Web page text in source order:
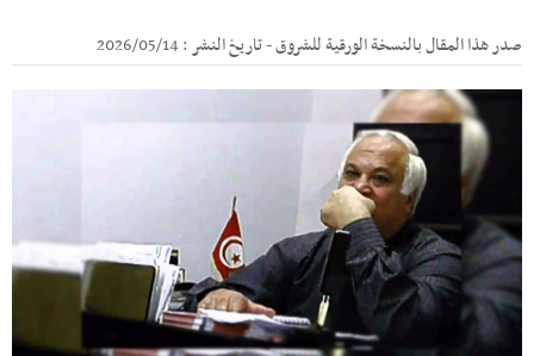
صدر هذا المقال بالنسخة الورقية للشروق - تاريخ النشر : 2026/05/14